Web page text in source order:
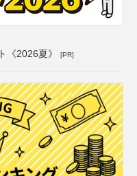
《2026夏》 [PR]